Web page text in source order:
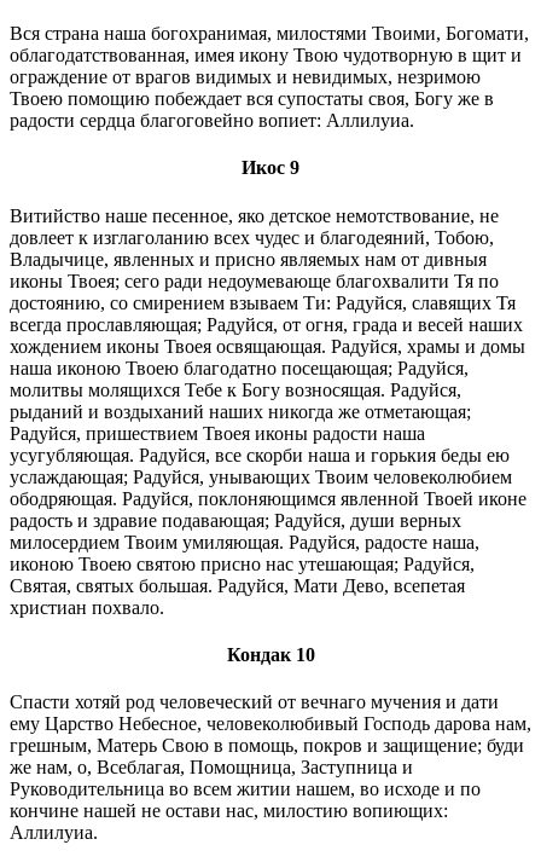
Вся страна наша богохранимая, милостями Твоими, Богомати,
облагодатствованная, имея икону Твою чудотворную в щит и
ограждение от врагов видимых и невидимых, незримою
Твоею помощию побеждает вся супостаты своя, Богу же в
радости сердца благоговейно вопиет: Аллилуиа.
Икос 9
Витийство наше песенное, яко детское немотствование, не
довлеет к изглаголанию всех чудес и благодеяний, Тобою,
Владычице, явленных и присно являемых нам от дивныя
иконы Твоея; сего ради недоумевающе благохвалити Тя по
достоянию, со смирением взываем Ти: Радуйся, славящих Тя
всегда прославляющая; Радуйся, от огня, града и весей наших
хождением иконы Твоея освящающая. Радуйся, храмы и домы
наша иконою Твоею благодатно посещающая; Радуйся,
молитвы молящихся Тебе к Богу возносящая. Радуйся,
рыданий и воздыханий наших никогда же отметающая;
Радуйся, пришествием Твоея иконы радости наша
усугубляющая. Радуйся, все скорби наша и горькия беды ею
услаждающая; Радуйся, унывающих Твоим человеколюбием
ободряющая. Радуйся, поклоняющимся явленной Твоей иконе
радость и здравие подавающая; Радуйся, души верных
милосердием Твоим умиляющая. Радуйся, радосте наша,
иконою Твоею святою присно нас утешающая; Радуйся,
Святая, святых большая. Радуйся, Мати Дево, всепетая
христиан похвало.
Кондак 10
Спасти хотяй род человеческий от вечнаго мучения и дати
ему Царство Небесное, человеколюбивый Господь дарова нам,
грешным, Матерь Свою в помощь, покров и защищение; буди
же нам, о, Всеблагая, Помощница, Заступница и
Руководительница во всем житии нашем, во исходе и по
кончине нашей не остави нас, милостию вопиющих:
Аллилуиа.